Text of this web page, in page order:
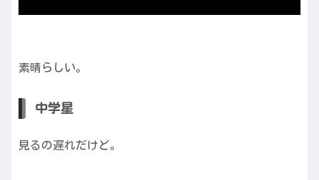
素晴らしい。
中学星
見るの遅れだけど。